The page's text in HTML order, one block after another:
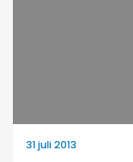
31 juli 2013